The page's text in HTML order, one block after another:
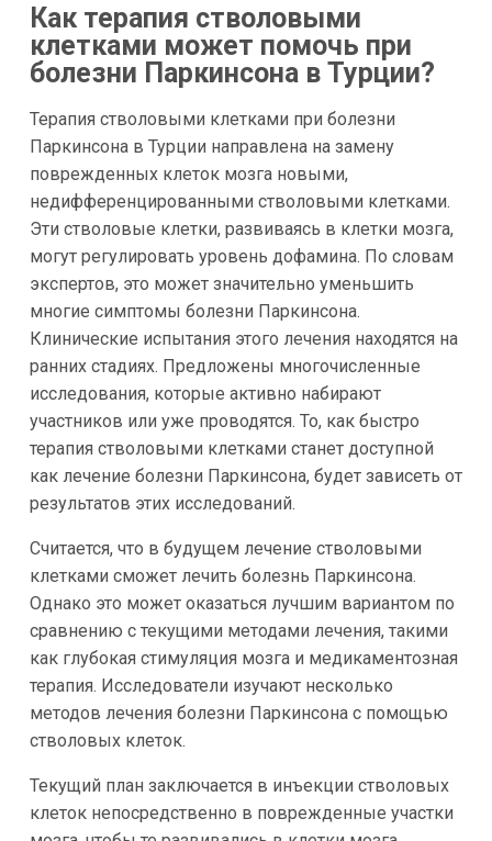
Как терапия стволовыми
клетками может помочь при
болезни Паркинсона в Турции?
Терапия стволовыми клетками при болезни
Паркинсона в Турции направлена на замену
поврежденных клеток мозга новыми,
недифференцированными стволовыми клетками.
Эти стволовые клетки, развиваясь в клетки мозга,
могут регулировать уровень дофамина. По словам
экспертов, это может значительно уменьшить
многие симптомы болезни Паркинсона.
Клинические испытания этого лечения находятся на
ранних стадиях. Предложены многочисленные
исследования, которые активно набирают
участников или уже проводятся. То, как быстро
терапия стволовыми клетками станет доступной
как лечение болезни Паркинсона, будет зависеть от
результатов этих исследований.
Считается, что в будущем лечение стволовыми
клетками сможет лечить болезнь Паркинсона.
Однако это может оказаться лучшим вариантом по
сравнению с текущими методами лечения, такими
как глубокая стимуляция мозга и медикаментозная
терапия. Исследователи изучают несколько
методов лечения болезни Паркинсона с помощью
стволовых клеток.
Текущий план заключается в инъекции стволовых
клеток непосредственно в поврежденные участки